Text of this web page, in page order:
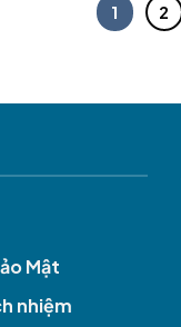
1 2
Mật
nhiệm